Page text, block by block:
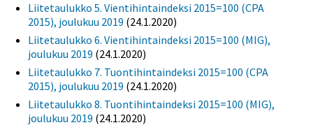
Liitetaulukko 5. Vientihintaindeksi 2015=100 (CPA
2015), joulukuu 2019 (24.1.2020)
Liitetaulukko 6. Vientihintaindeksi 2015=100 (MIG),
joulukuu 2019 (24.1.2020)
Liitetaulukko 7. Tuontihintaindeksi 2015=100 (CPA
2015), joulukuu 2019 (24.1.2020)
Liitetaulukko 8. Tuontihintaindeksi 2015=100 (MIG),
joulukuu 2019 (24.1.2020)